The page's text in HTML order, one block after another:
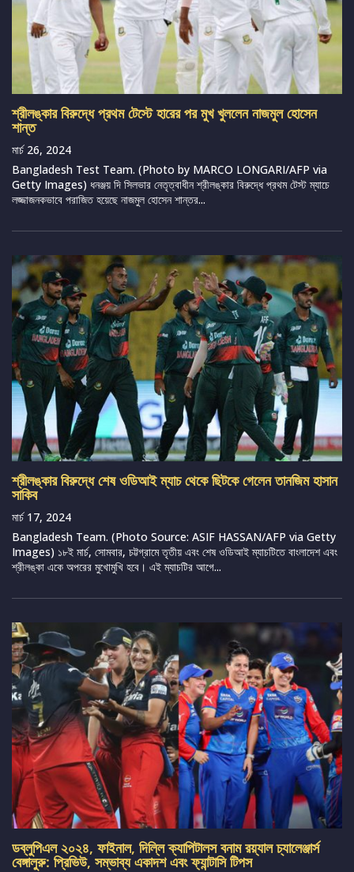
শ্রীলঙ্কার বিরুদ্ধে প্রথম টেস্টে হারের পর মুখ খুললেন নাজমুল হোসেন
শান্ত
মার্চ 26, 2024
Bangladesh Test Team. (Photo by MARCO LONGARI/AFP via
Getty Images) ধনঞ্জয় দি সিলভার নেতৃত্বাধীন শ্রীলঙ্কার বিরুদ্ধে প্রথম টেস্ট ম্যাচে
লজ্জাজনকভাবে পরাজিত হয়েছে নাজমুল হোসেন শান্তর...
শ্রীলঙ্কার বিরুদ্ধে শেষ ওডিআই ম্যাচ থেকে ছিটকে গেলেন তানজিম হাসান
সাকিব
মার্চ 17, 2024
Bangladesh Team. (Photo Source: ASIF HASSAN/AFP via Getty
Images) ১৮ই মার্চ, সোমবার, চট্টগ্রামে তৃতীয় এবং শেষ ওডিআই ম্যাচটিতে বাংলাদেশ এবং
শ্রীলঙ্কা একে অপরের মুখোমুখি হবে। এই ম্যাচটির আগে...
ডব্লুপিএল ২০২৪, ফাইনাল, দিল্লি ক্যাপিটালস বনাম রয়্যাল চ্যালেঞ্জার্স
বেঙ্গালুরু: প্রিভিউ, সম্ভাব্য একাদশ এবং ফ্যান্টাসি টিপস